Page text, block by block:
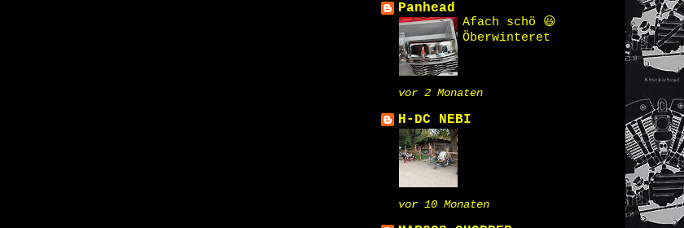
Panhead
Afach schö 😃
Öberwinteret
vor 2 Monaten
H-DC NEBI
vor 10 Monaten